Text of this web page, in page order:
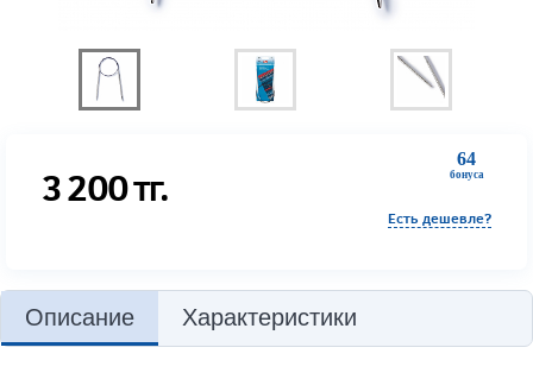
64
бонуса
3 200тг.
Есть дешевле?
Описание Характеристики